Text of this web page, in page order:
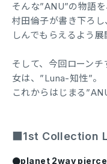
そんな”ANU”の物語
村田倫子が書き下ろ
しんでもらえるよう展
そして、今回ローン
女は、”Luna-知性”。
これからはじまる
■1st Collection
●planet 2way pierce